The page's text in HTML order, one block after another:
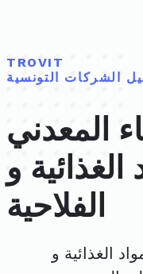
TROVIT
الشركات التونسية
المعدني
و
الفلاحية
الغذائية و